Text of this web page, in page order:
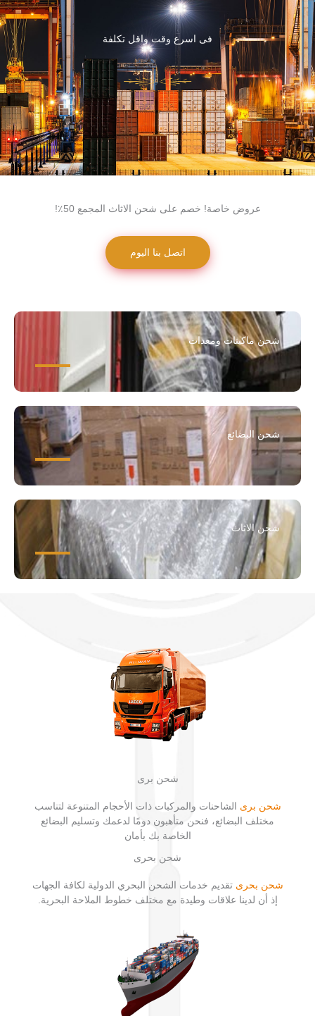
فى اسرع وقت واقل تكلفة
عروض خاصة! خصم على شحن الاثاث المجمع 50٪!
اتصل بنا اليوم
شحن ماكينات ومعدات
شحن البضائع
شحن الاثاث
شحن برى
شحن برى الشاحنات والمركبات ذات الأحجام المتنوعة لتناسب
مختلف البضائع، فنحن متأهبون دومًا لدعمك وتسليم البضائع
الخاصة بك بأمان
شحن بحرى
شحن بحرى تقديم خدمات الشحن البحري الدولية لكافة الجهات
إذ أن لدينا علاقات وطيدة مع مختلف خطوط الملاحة البحرية.